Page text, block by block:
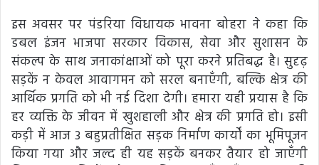
इस अवसर पर पंडरिया विधायक भावना बोहरा ने कहा कि
डबल इंजन भाजपा सरकार विकास, सेवा और सुशासन के
संकल्प के साथ जनाकांक्षाओं को पूरा करने प्रतिबद्ध है। सुदृढ़
सड़कें न केवल आवागमन को सरल बनाएँगी, बल्कि क्षेत्र की
आर्थिक प्रगति को भी नई दिशा देगी। हमारा यही प्रयास है कि
हर व्यक्ति के जीवन में खुशहाली और क्षेत्र की प्रगति हो। इसी
कड़ी में आज 3 बहुप्रतीक्षित सड़क निर्माण कार्यों का भूमिपूजन
किया गया और जल्द ही यह सड़कें बनकर तैयार हो जाएँगी